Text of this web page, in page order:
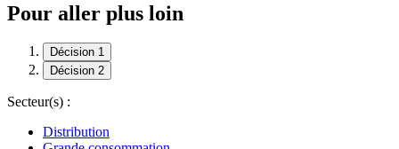
Pour aller plus loin
Décision 1
Décision 2
Secteur(s) :
Distribution